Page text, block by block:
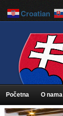
Početna O nama
Croatian